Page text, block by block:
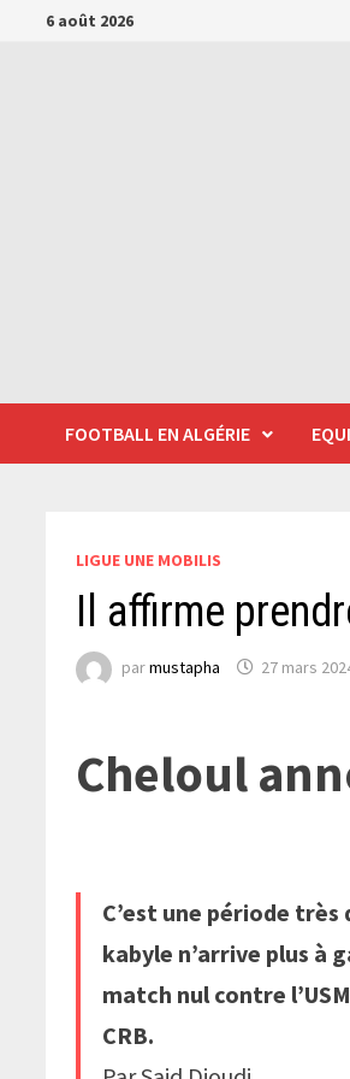
Passer6 août 2026
FOOTBALL EN ALGÉRIE
LIGUE UNE MOBILIS
Il affirme
parmustapha 27 mars
Cheloul
C’est une période très
kabyle n’arrive plus à
match nul contre
CRB.